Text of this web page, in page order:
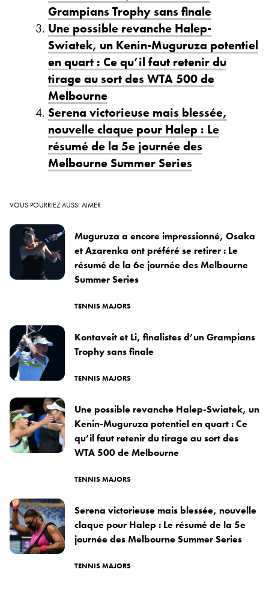
Grampians Trophy sans finale
Une possible revanche Halep-
Swiatek, un Kenin-Muguruza potentiel
en quart : Ce qu’il faut retenir du
tirage au sort des WTA 500 de
Melbourne
Serena victorieuse mais blessée,
nouvelle claque pour Halep : Le
résumé de la 5e journée des
Melbourne Summer Series
VOUS POURRIEZ AUSSI AIMER
Muguruza a encore impressionné, Osaka
et Azarenka ont préféré se retirer : Le
résumé de la 6e journée des Melbourne
Summer Series
TENNIS MAJORS
Kontaveit et Li, finalistes d’un Grampians
Trophy sans finale
TENNIS MAJORS
Une possible revanche Halep-Swiatek, un
Kenin-Muguruza potentiel en quart : Ce
qu’il faut retenir du tirage au sort des
WTA 500 de Melbourne
TENNIS MAJORS
Serena victorieuse mais blessée, nouvelle
claque pour Halep : Le résumé de la 5e
journée des Melbourne Summer Series
TENNIS MAJORS